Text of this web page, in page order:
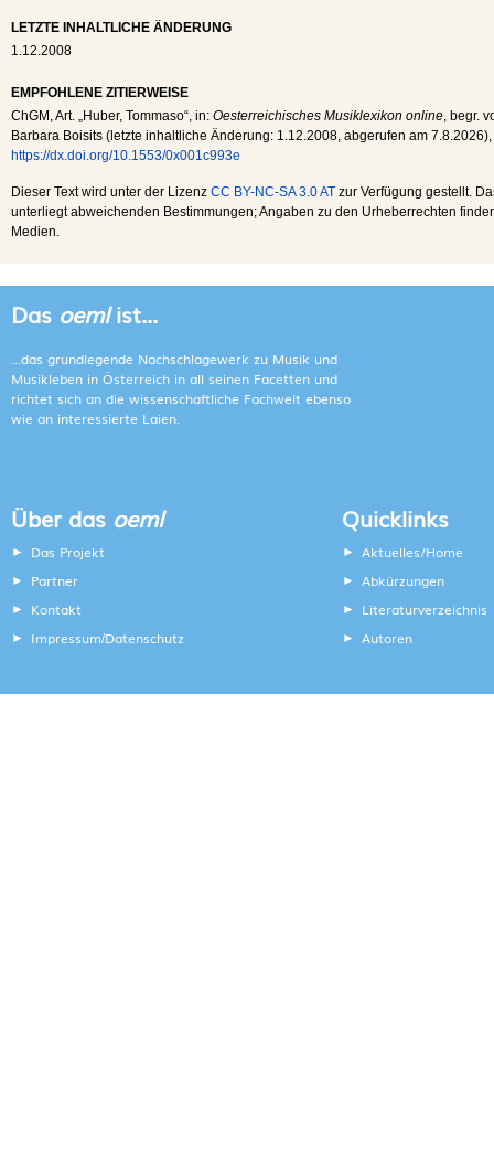
LETZTE INHALTLICHE ÄNDERUNG
1.12.2008
EMPFOHLENE ZITIERWEISE
ChGM , Art. „Huber, Tommaso“, in: Oesterreichisches Musiklexikon online , begr.
Barbara Boisits (letzte inhaltliche Änderung: 1.12.2008 , abgerufen am 7.8.2026),
https://dx.doi.org/10.1553/0x001c993e
Dieser Text wird unter der Lizenz CC BY-NC-SA 3.0 AT zur Verfügung gestellt.
unterliegt abweichenden Bestimmungen; Angaben zu den Urheberrechten
Medien.
Das oemlist...
...das grundlegende Nachschlagewerk zu Musik und
Musikleben in Österreich in all seinen Facetten und
richtet sich an die wissenschaftliche Fachwelt ebenso
wie an interessierte Laien.
Über das oeml
Das Projekt
Partner
Kontakt
Impressum/Datenschutz
Quicklinks
Aktuelles/Home
Abkürzungen
Literaturverzeichnis
Autoren